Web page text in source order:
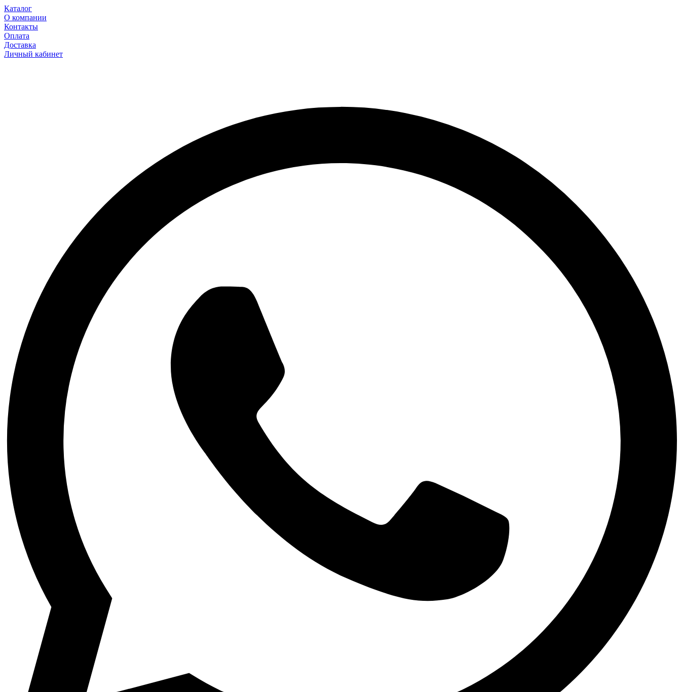
Каталог
О компании
Контакты
Оплата
Доставка
Личный кабинет